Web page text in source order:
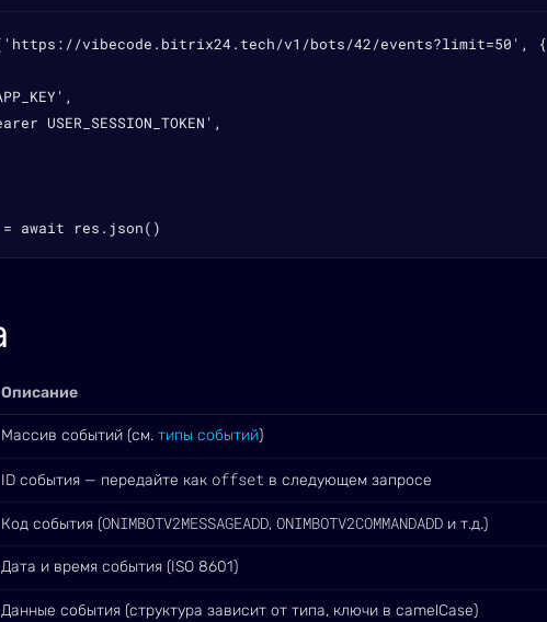
vibecode.bitrix24.tech/v1/bots/42/events?limit=50', {
USER_SESSION_TOKEN',
await res.json()
Описание
Массив событий (см. типы событий)
ID события — передайте как offset в следующем запросе
Код события (ONIMBOTV2MESSAGEADD, ONIMBOTV2COMMANDADD и т.д.)
Дата и время события (ISO 8601)
Данные события (структура зависит от типа, ключи в camelCase)